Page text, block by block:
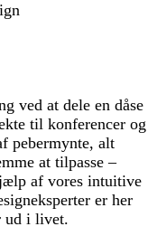
ved at dele en dåse
til konferencer og
pebermynte, alt
at tilpasse –
af vores intuitive
er her
ud i livet.